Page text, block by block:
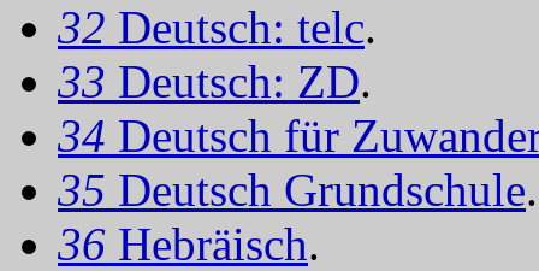
32 Deutsch: telc.
33 Deutsch: ZD.
34 Deutsch für
35 Deutsch Grundschule.
36 Hebräisch.